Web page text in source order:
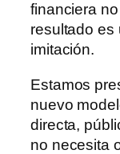
financiera
resultado es
imitación.
Estamos
nuevo
directa,
no necesita